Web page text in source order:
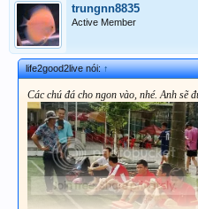
trungnn8835
Active Member
life2good2live nói:↑
Các chú đá cho ngon vào, nhé. Anh sẽ